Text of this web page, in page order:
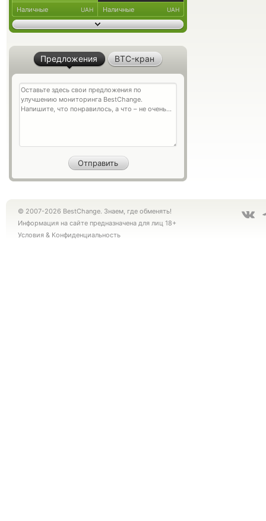
Наличные UAH Наличные UAH
Предложения BTC-кран
© 2007-2026 BestChange. Знаем, где обменять!
Информация на сайте предназначена для лиц 18+
Условия & Конфиденциальность